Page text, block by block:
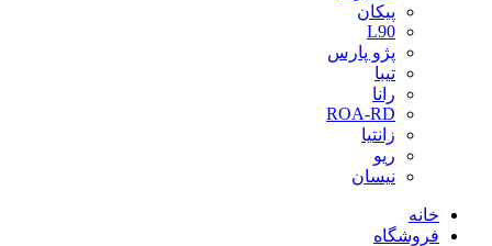
پیکان
L90
پژو پارس
تیبا
رانا
ROA-RD
زانتیا
ریو
نیسان
خانه
فروشگاه